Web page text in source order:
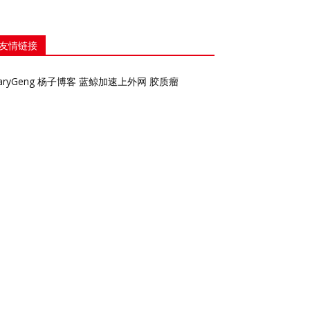
情链接
杨子博客 蓝鲸加速上外网 胶质瘤